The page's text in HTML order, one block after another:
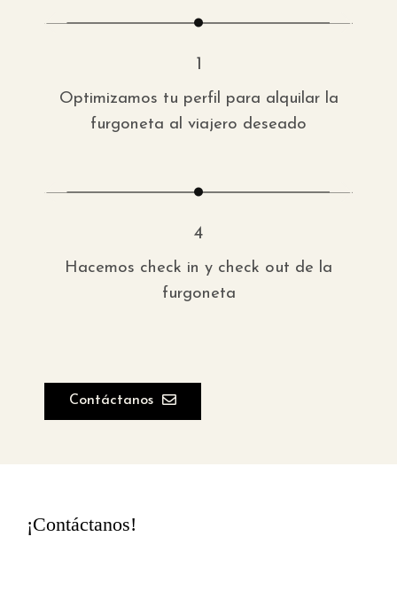
1
Optimizamos tu perfil para alquilar la
furgoneta al viajero deseado
4
Hacemos check in y check out de la
furgoneta
Contáctanos
¡Contáctanos!